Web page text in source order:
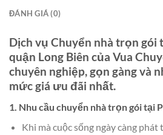
ĐÁNH GIÁ (0)
Dịch vụ Chuyển nhà trọn gói
quận Long Biên của Vua
chuyên nghiệp, gọn gàng và
mức giá ưu đãi nhất.
1. Nhu cầu chuyển nhà trọn gói tại
Khi mà cuộc sống ngày càng